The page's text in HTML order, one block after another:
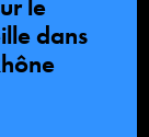
le
dans